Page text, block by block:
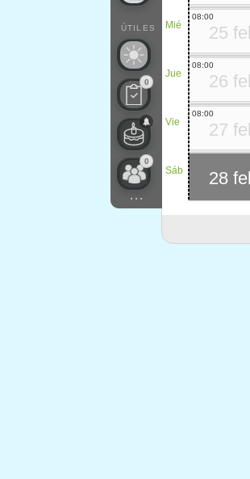
ÚTILES
0
0
...
Mié
Jue
Vie
Sáb
25
08:00
26
08:00
27
08:00
28